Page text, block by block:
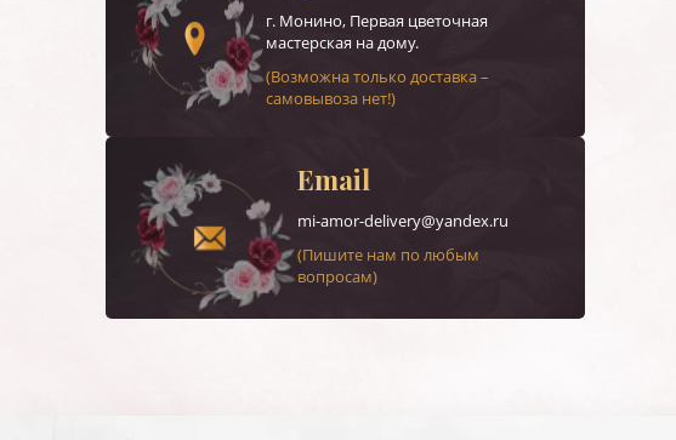
г. Монино, Первая цветочная
мастерская на дому.
(Возможна только доставка –
самовывоза нет!)
Email
mi-amor-delivery@yandex.ru
(Пишите нам по любым
вопросам)